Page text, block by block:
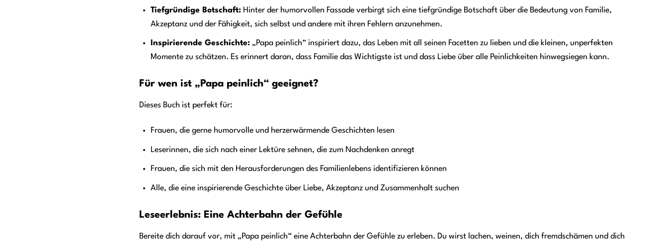
Tiefgründige Botschaft: Hinter der humorvollen Fassade verbirgt sich eine tiefgründige Botschaft über die Bedeutung von Familie,
Akzeptanz und der Fähigkeit, sich selbst und andere mit ihren Fehlern anzunehmen.
Inspirierende Geschichte: „Papa peinlich“ inspiriert dazu, das Leben mit all seinen Facetten zu lieben und die kleinen, unperfekten
Momente zu schätzen. Es erinnert daran, dass Familie das Wichtigste ist und dass Liebe über alle Peinlichkeiten hinwegsiegen kann.
Für wen ist „Papa peinlich“ geeignet?
Dieses Buch ist perfekt für:
Frauen, die gerne humorvolle und herzerwärmende Geschichten lesen
Leserinnen, die sich nach einer Lektüre sehnen, die zum Nachdenken anregt
Frauen, die sich mit den Herausforderungen des Familienlebens identifizieren können
Alle, die eine inspirierende Geschichte über Liebe, Akzeptanz und Zusammenhalt suchen
Leseerlebnis: Eine Achterbahn der Gefühle
Bereite dich darauf vor, mit „Papa peinlich“ eine Achterbahn der Gefühle zu erleben. Du wirst lachen, weinen, dich fremdschämen und dich